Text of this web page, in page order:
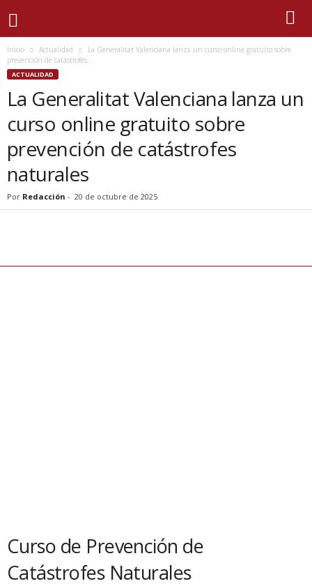
Inicio Actualidad
La Generalitat Valenciana lanza un curso online gratuito sobre
prevención de catástrofes...
ACTUALIDAD
La Generalitat Valenciana lanza un
curso online gratuito sobre
prevención de catástrofes
naturales
Por Redacción - 20 de octubre de 2025
Curso de Prevención de
Catástrofes Naturales